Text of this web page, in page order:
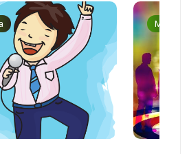
Musica